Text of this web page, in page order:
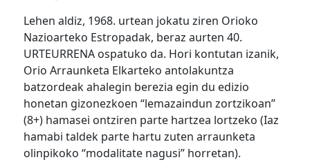
Lehen aldiz, 1968. urtean jokatu ziren Orioko
Nazioarteko Estropadak, beraz aurten 40.
URTEURRENA ospatuko da. Hori kontutan izanik,
Orio Arraunketa Elkarteko antolakuntza
batzordeak ahalegin berezia egin du edizio
honetan gizonezkoen “lemazaindun zortzikoan”
(8+) hamasei ontziren parte hartzea lortzeko (Iaz
hamabi taldek parte hartu zuten arraunketa
olinpikoko “modalitate nagusi” horretan).